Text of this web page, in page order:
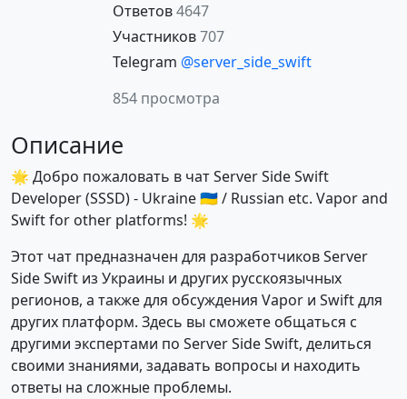
Ответов4647
Участников707
Telegram @server_side_swift
854 просмотра
Описание
🌟 Добро пожаловать в чат Server Side Swift
Developer (SSSD) - Ukraine 🇺🇦 / Russian etc. Vapor and
Swift for other platforms! 🌟
Этот чат предназначен для разработчиков Server
Side Swift из Украины и других русскоязычных
регионов, а также для обсуждения Vapor и Swift для
других платформ. Здесь вы сможете общаться с
другими экспертами по Server Side Swift, делиться
своими знаниями, задавать вопросы и находить
ответы на сложные проблемы.